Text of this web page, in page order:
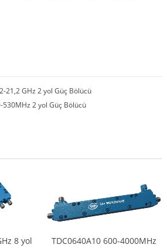
21,2 GHz 2 yol Güç Bölücü
530MHz 2 yol Güç Bölücü
8 yol
TDC0640A10 600-4000MHz